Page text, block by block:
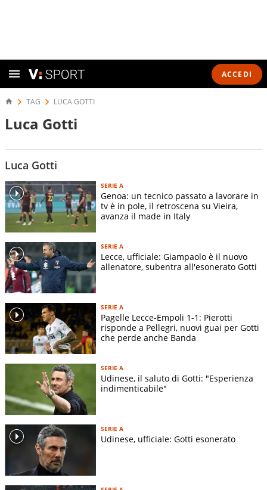
ACCEDI
TAG LUCA GOTTI
Luca Gotti
Luca Gotti
SERIE A
Genoa: un tecnico passato a lavorare in
tv è in pole, il retroscena su Vieira,
avanza il made in Italy
SERIE A
Lecce, ufficiale: Giampaolo è il nuovo
allenatore, subentra all'esonerato Gotti
SERIE A
Pagelle Lecce-Empoli 1-1: Pierotti
risponde a Pellegri, nuovi guai per Gotti
che perde anche Banda
SERIE A
Udinese, il saluto di Gotti: "Esperienza
indimenticabile"
SERIE A
Udinese, ufficiale: Gotti esonerato